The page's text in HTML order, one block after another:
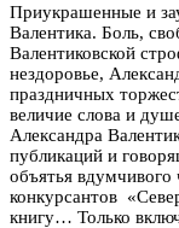
Приукрашенные и
Валентика. Боль,
Валентиковской
нездоровье,
праздничных
величие слова и
Александра
публикаций и
объятья вдумчивого
конкурсантов
книгу… Только